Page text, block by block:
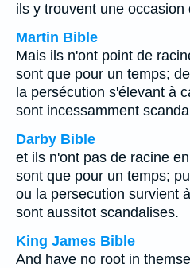
ils y trouvent une occasion
Martin Bible
Mais ils n'ont point de
sont que pour un temps;
la persécution s'élevant à
sont incessamment
Darby Bible
et ils n'ont pas de racine
sont que pour un temps;
ou la persecution survient
sont aussitot scandalises.
King James Bible
And have no root in